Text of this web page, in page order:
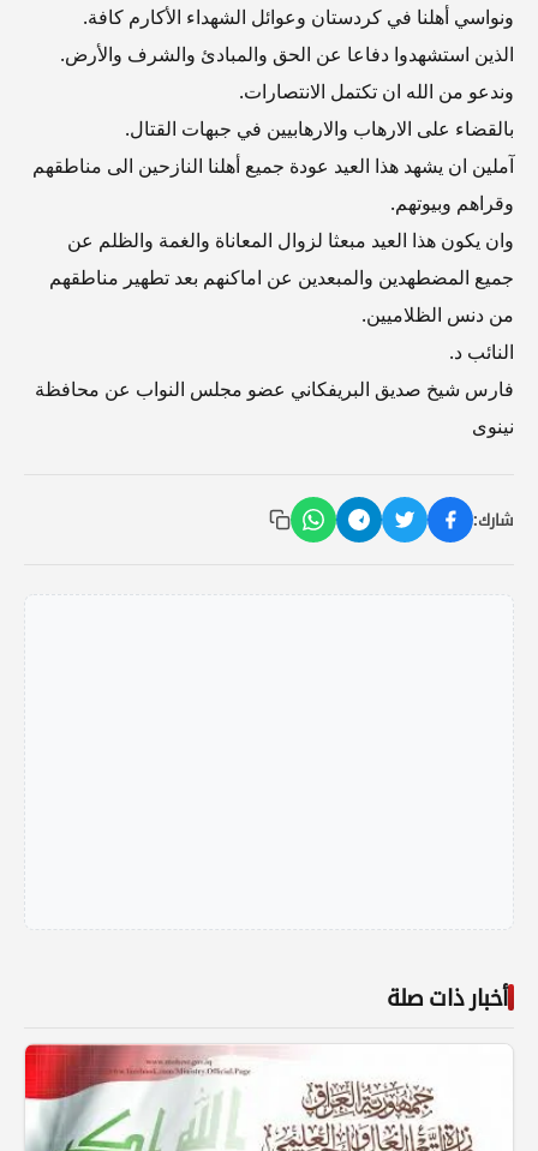
ونواسي أهلنا في كردستان وعوائل الشهداء الأكارم كافة.
الذين استشهدوا دفاعا عن الحق والمبادئ والشرف والأرض.
وندعو من الله ان تكتمل الانتصارات.
بالقضاء على الارهاب والارهابيين في جبهات القتال.
آملين ان يشهد هذا العيد عودة جميع أهلنا النازحين الى مناطقهم
وقراهم وبيوتهم.
وان يكون هذا العيد مبعثا لزوال المعاناة والغمة والظلم عن
جميع المضطهدين والمبعدين عن اماكنهم بعد تطهير مناطقهم
من دنس الظلاميين.
النائب د.
فارس شيخ صديق البريفكاني عضو مجلس النواب عن محافظة
نينوى
شارك:
أخبار ذات صلة